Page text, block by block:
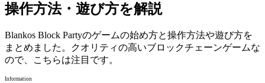
操作方法・遊び方を解説
Blankos Block Partyのゲームの始め方と操作方法や遊び方を
まとめました。クオリティの高いブロックチェーンゲームな
ので、こちらは注目です。
Information